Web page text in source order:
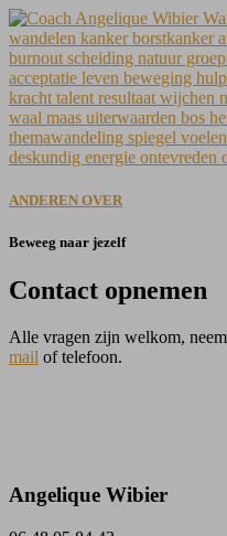
ANDEREN OVER
Beweeg naar jezelf
Contact opnemen
Alle vragen zijn welkom,
mail of telefoon.
Angelique Wibier